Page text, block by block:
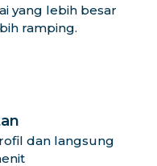
yang lebih besar
ramping.
dan langsung